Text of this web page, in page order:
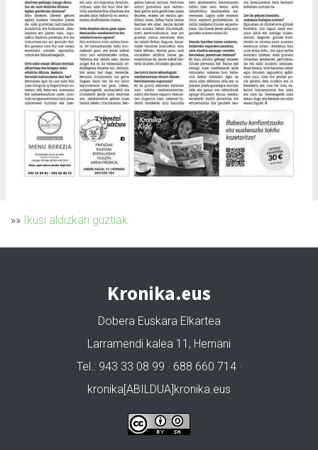
»» Ikusi aldizkari guztiak
Kronika.eus
Dobera Euskara Elkartea
Larramendi kalea 11, Hernani
Tel.: 943 33 08 99 · 688 660 714 ·
kronika[ABILDUA]kronika.eus